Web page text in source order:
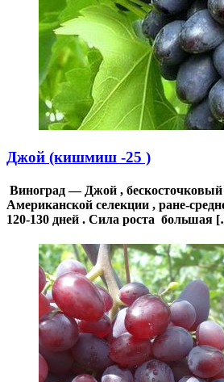
Джой (кишмиш -25 )
Виноград — Джой , бескосточковый
Американской селекции , ране-
120-130 дней . Сила роста большая